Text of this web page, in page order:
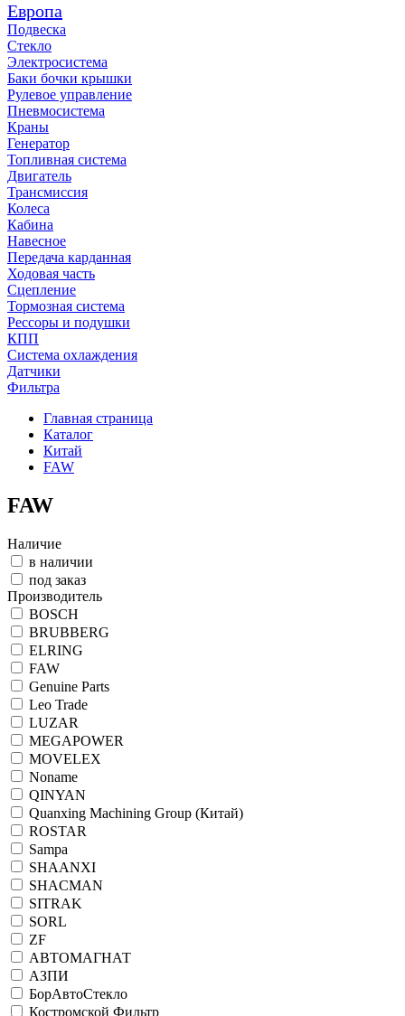
Европа
Подвеска
Стекло
Электросистема
Баки бочки крышки
Рулевое управление
Пневмосистема
Краны
Генератор
Топливная система
Двигатель
Трансмиссия
Колеса
Кабина
Навесное
Передача карданная
Ходовая часть
Сцепление
Тормозная система
Рессоры и подушки
КПП
Система охлаждения
Датчики
Фильтра
Главная страница
Каталог
Китай
FAW
FAW
Наличие
в наличии
под заказ
Производитель
BOSCH
BRUBBERG
ELRING
FAW
Genuine Parts
Leo Trade
LUZAR
MEGAPOWER
MOVELEX
Noname
QINYAN
Quanxing Machining Group (Китай)
ROSTAR
Sampa
SHAANXI
SHACMAN
SITRAK
SORL
ZF
АВТОМАГНАТ
АЗПИ
БорАвтоСтекло
Костромской Фильтр